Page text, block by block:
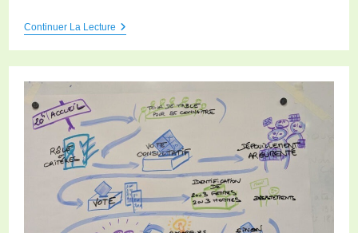
Continuer La Lecture